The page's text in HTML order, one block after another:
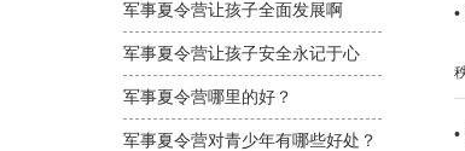
军事夏令营让孩子全面发展啊
军事夏令营让孩子安全永记于心
军事夏令营哪里的好？
军事夏令营对青少年有哪些好处？
•
•